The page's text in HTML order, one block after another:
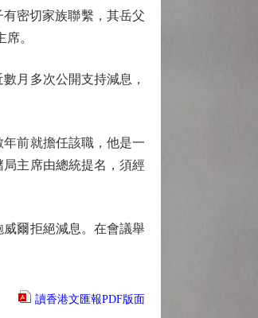
密切家族聯繫，其岳父
。
月多次公開支持減息，
前就擔任該職，他是一
主席由總統提名，須經
爾拒絕減息。在會議舉
讀香港文匯報PDF版面